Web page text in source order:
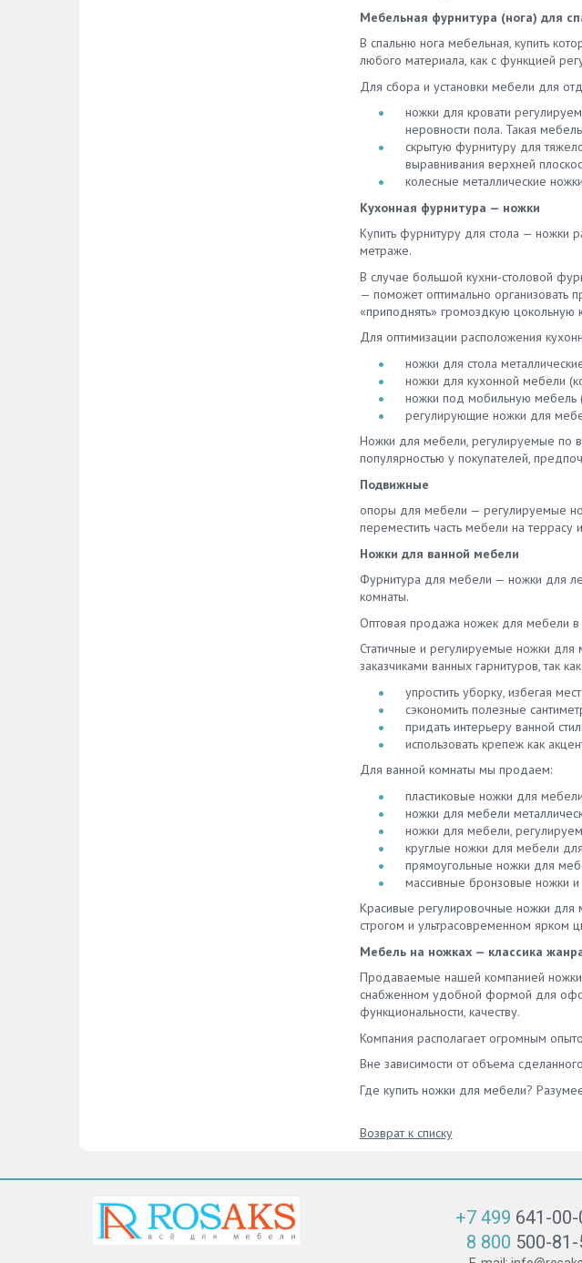
Мебельная фурнитура (нога) для
В спальню нога мебельная, купить
любого материала, как с функцией
Для сбора и установки мебели для
ножки для кровати
неровности пола. Такая
скрытую фурнитуру для
выравнивания верхней
колесные металлические
Кухонная фурнитура — ножки
Купить фурнитуру для стола — ножки
метраже.
В случае большой кухни-столовой
— поможет оптимально организовать
«приподнять» громоздкую цокольную
Для оптимизации расположения
ножки для стола
ножки для кухонной мебели
ножки под мобильную мебель
регулирующие ножки для
Ножки для мебели, регулируемые по
популярностью у покупателей,
Подвижные
опоры для мебели — регулируемые
переместить часть мебели на террасу
Ножки для ванной мебели
Фурнитура для мебели — ножки для
комнаты.
Оптовая продажа ножек для мебели в
Статичные и регулируемые ножки
заказчиками ванных гарнитуров, так
упростить уборку, избегая
сэкономить полезные
придать интерьеру ванной
использовать крепеж как
Для ванной комнаты мы продаем:
пластиковые ножки для
ножки для мебели
ножки для мебели,
круглые ножки для мебели
прямоугольные ножки для
массивные бронзовые ножки
Красивые регулировочные ножки для
строгом и ультрасовременном ярком
Мебель на ножках — классика
Продаваемые нашей компанией
снабженном удобной формой для
функциональности, качеству.
Компания располагает огромным
Вне зависимости от объема
Где купить ножки для мебели?
Возврат к списку
+7 499 641-00-
8 800 500-81-